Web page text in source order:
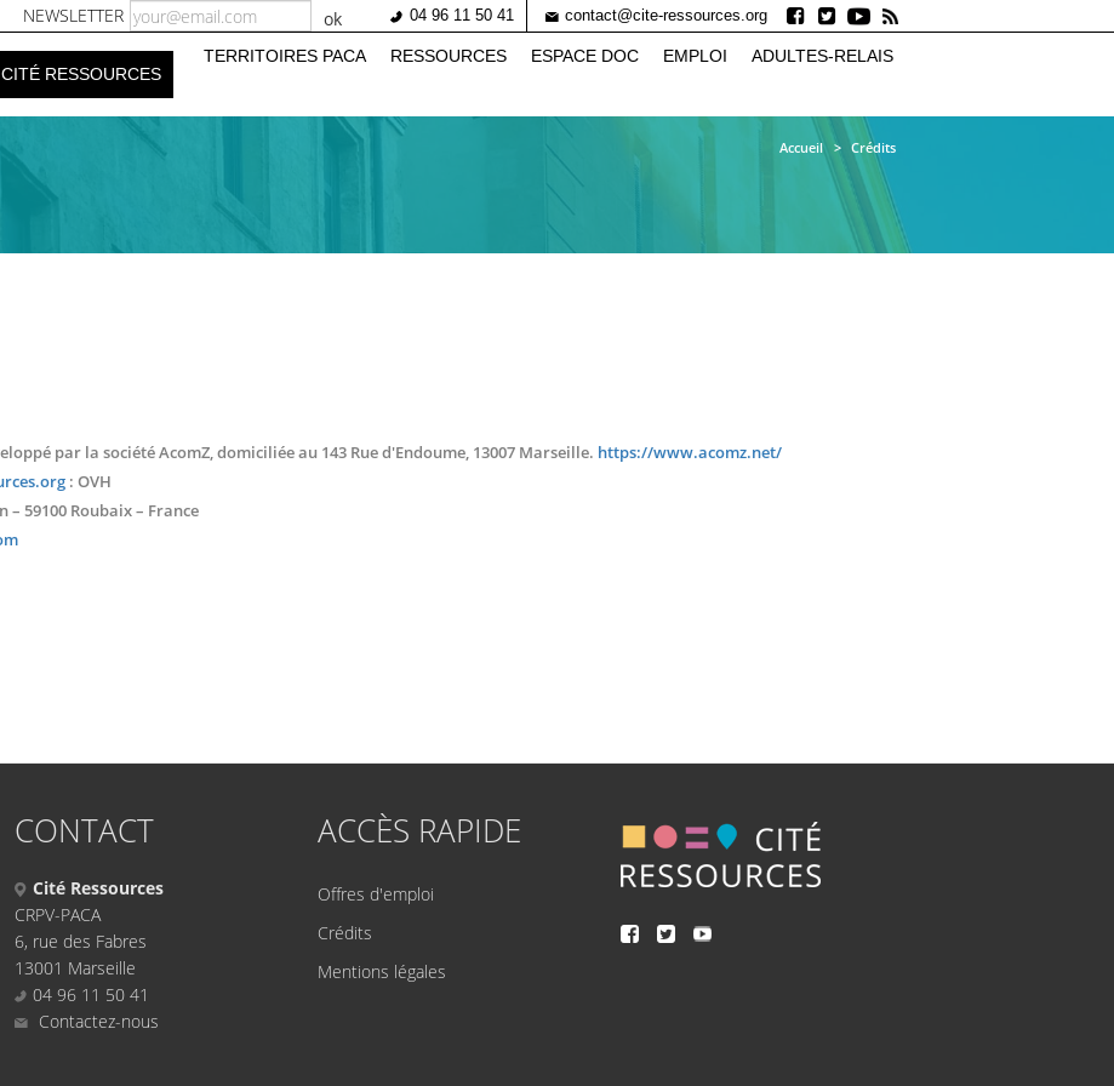
04 96 11 50 41 contact@cite-ressources.org
ok
NEWSLETTER
CITÉ RESSOURCES
TERRITOIRES PACA RESSOURCES ESPACE DOC EMPLOI ADULTES-RELAIS
Accueil Crédits
par la société AcomZ, domiciliée au 143 Rue d'Endoume, 13007 Marseille. https://www.acomz.net/
: OVH
– 59100 Roubaix – France
CONTACT
Cité Ressources
CRPV-PACA
6, rue des Fabres
13001 Marseille
04 96 11 50 41
Contactez-nous
ACCÈS RAPIDE
Offres d'emploi
Crédits
Mentions légales